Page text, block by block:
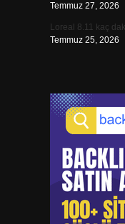
Temmuz 27, 2026
Loreal 8.11 kaç
Temmuz 25, 2026